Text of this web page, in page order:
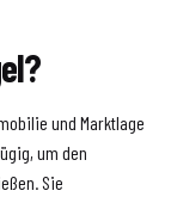
und Marktlage
um den
Sie